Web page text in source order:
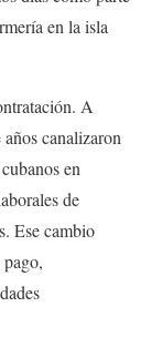
en la isla
A
canalizaron
en
de
Ese cambio